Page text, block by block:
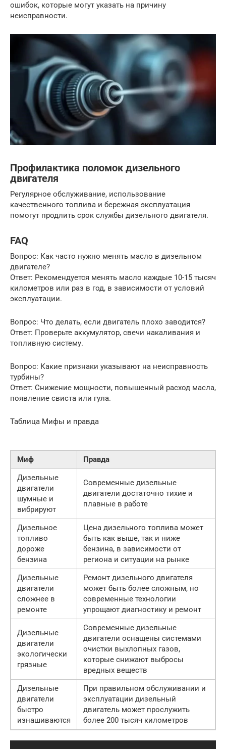
ошибок, которые могут указать на причину
неисправности.
Профилактика поломок дизельного
двигателя
Регулярное обслуживание, использование
качественного топлива и бережная эксплуатация
помогут продлить срок службы дизельного двигателя.
FAQ
Вопрос: Как часто нужно менять масло в дизельном
двигателе?
Ответ: Рекомендуется менять масло каждые 10-15 тысяч
километров или раз в год, в зависимости от условий
эксплуатации.
Вопрос: Что делать, если двигатель плохо заводится?
Ответ: Проверьте аккумулятор, свечи накаливания и
топливную систему.
Вопрос: Какие признаки указывают на неисправность
турбины?
Ответ: Снижение мощности, повышенный расход масла,
появление свиста или гула.
Таблица Мифы и правда
Миф
Правда
Дизельные
двигатели
шумные и
вибрируют
Современные дизельные
двигатели достаточно тихие и
плавные в работе
Дизельное
топливо
дороже
бензина
Цена дизельного топлива может
быть как выше, так и ниже
бензина, в зависимости от
региона и ситуации на рынке
Дизельные
двигатели
сложнее в
ремонте
Ремонт дизельного двигателя
может быть более сложным, но
современные технологии
упрощают диагностику и ремонт
Дизельные
двигатели
экологически
грязные
Современные дизельные
двигатели оснащены системами
очистки выхлопных газов,
которые снижают выбросы
вредных веществ
Дизельные
двигатели
быстро
изнашиваются
При правильном обслуживании и
эксплуатации дизельный
двигатель может прослужить
более 200 тысяч километров